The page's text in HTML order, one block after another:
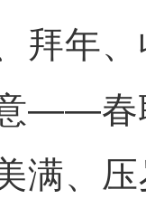
拜年
——春
满、